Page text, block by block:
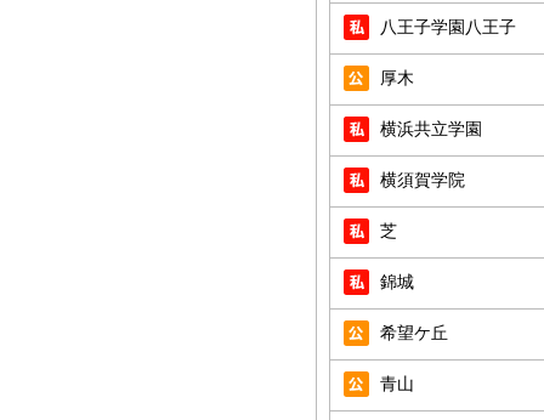
八王子学園八王子
厚木
横浜共立学園
横須賀学院
芝
錦城
希望ケ丘
青山